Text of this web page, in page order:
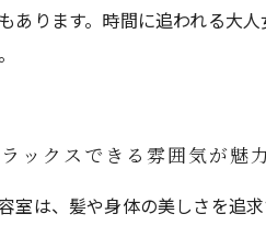
あります。時間に追われる大
ックスできる雰囲気が魅力
室は、髪や身体の美しさを追